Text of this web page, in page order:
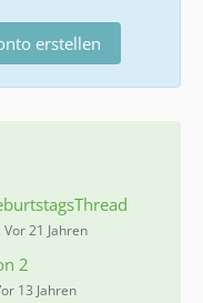
erstellen
21 Jahren
2
13 Jahren